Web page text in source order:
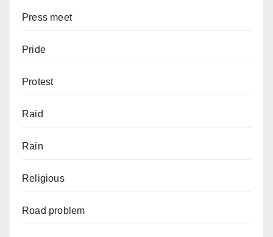
Press meet
Pride
Protest
Raid
Rain
Religious
Road problem